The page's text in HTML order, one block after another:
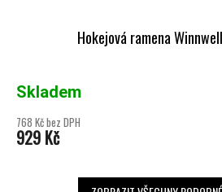
Hokejová ramena
Skladem
768 Kč bez DPH
929 Kč